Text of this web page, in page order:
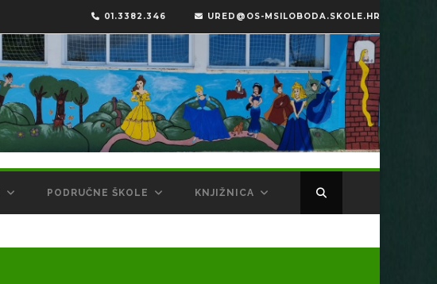
01.3382.346 URED@OS-MSILOBODA.SKOLE.HR
PODRUČNE ŠKOLE KNJIŽNICA